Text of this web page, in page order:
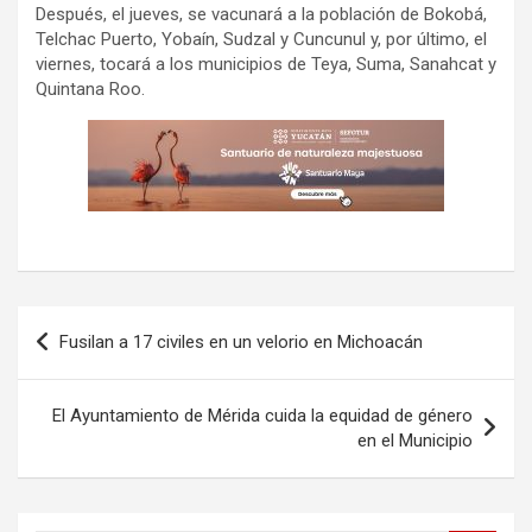
Después, el jueves, se vacunará a la población de Bokobá,
Telchac Puerto, Yobaín, Sudzal y Cuncunul y, por último, el
viernes, tocará a los municipios de Teya, Suma, Sanahcat y
Quintana Roo.
Navegación
de
entradas
Fusilan a 17 civiles en un velorio en Michoacán
El Ayuntamiento de Mérida cuida la equidad de género
en el Municipio